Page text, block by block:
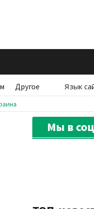
Другое Язык
Мы в